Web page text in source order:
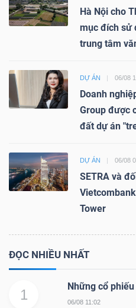
Hà Nội cho
mục đích sử
trung tâm
DỰ ÁN 06/08
Doanh
Group được
đất dự án
DỰ ÁN 06/08
SETRA và
Tower
ĐỌC NHIỀU NHẤT
1
Những cổ
06/08 11:02